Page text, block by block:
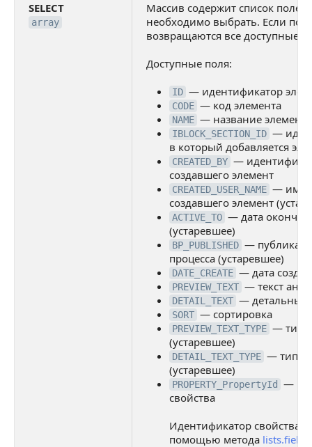
SELECT
array
Массив содержит список
необходимо выбрать. Если
возвращаются все доступные
Доступные поля:
ID — идентификатор
CODE — код элемента
NAME — название элемента
IBLOCK_SECTION_ID —
в который добавляется
CREATED_BY —
создавшего элемент
CREATED_USER_NAME — имя
создавшего элемент
ACTIVE_TO — дата
(устаревшее)
BP_PUBLISHED —
процесса (устаревшее)
DATE_CREATE — дата
PREVIEW_TEXT — текст
DETAIL_TEXT — детальный
SORT — сортировка
PREVIEW_TEXT_TYPE — тип
(устаревшее)
DETAIL_TEXT_TYPE — тип
(устаревшее)
PROPERTY_PropertyId
—
свойства
Идентификатор свойства
помощью метода